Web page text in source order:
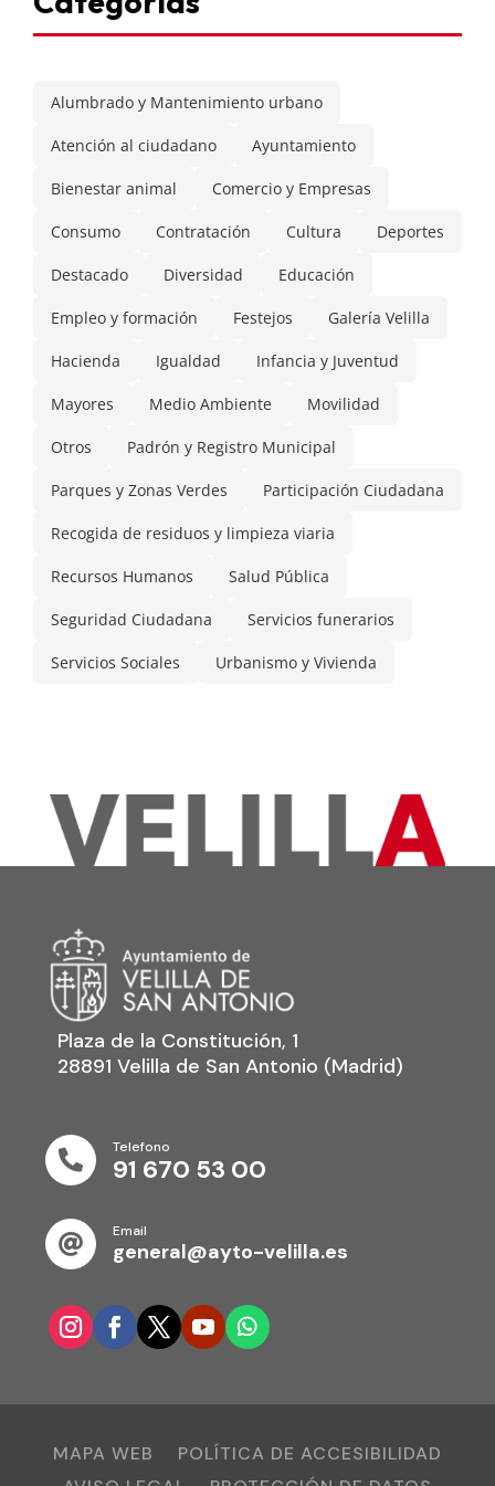
Alumbrado y Mantenimiento urbano
Atención al ciudadano Ayuntamiento
Bienestar animal Comercio y Empresas
Consumo Contratación Cultura Deportes
Destacado Diversidad Educación
Empleo y formación Festejos Galería Velilla
Hacienda Igualdad Infancia y Juventud
Mayores Medio Ambiente Movilidad
Otros Padrón y Registro Municipal
Parques y Zonas Verdes Participación Ciudadana
Recogida de residuos y limpieza viaria
Recursos Humanos Salud Pública
Seguridad Ciudadana Servicios funerarios
Servicios Sociales Urbanismo y Vivienda
Plaza de la Constitución, 1
28891 Velilla de San Antonio (Madrid)

Telefono
91 670 53 00

Email
general@ayto-velilla.es
MAPA WEB
POLÍTICA DE ACCESIBILIDAD